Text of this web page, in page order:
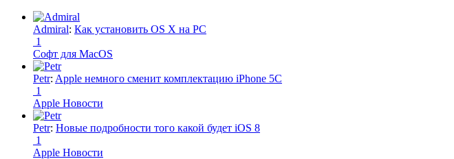
Admiral: Как установить OS X на PC
1
Софт для MacOS
Petr: Apple немного сменит комплектацию iPhone 5C
1
Apple Новости
Petr: Новые подробности того какой будет iOS 8
1
Apple Новости